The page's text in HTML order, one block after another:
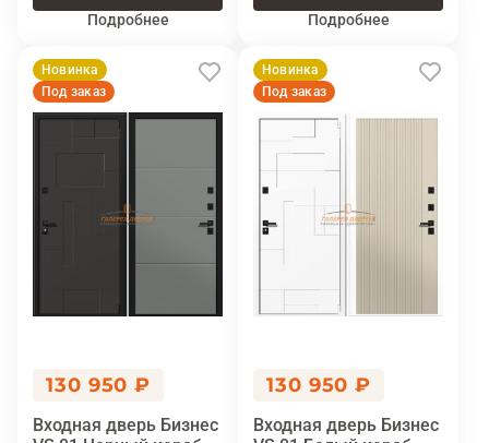
Подробнее
Подробнее
Новинка
Под заказ
130 950 ₽
Входная дверь Бизнес
Новинка
Под заказ
130 950 ₽
Входная дверь Бизнес